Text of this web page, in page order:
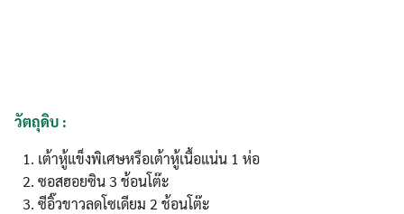
วัตถุดิบ :
เต้าหู้แข็งพิเศษหรือเต้าหู้เนื้อแน่น 1 ห่อ
ซอสฮอยซิน 3 ช้อนโต๊ะ
ซีอิ๊วขาวลดโซเดียม 2 ช้อนโต๊ะ